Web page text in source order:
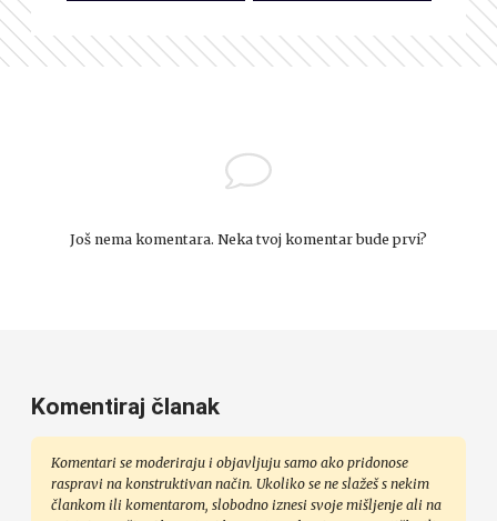
Još nema komentara. Neka tvoj komentar bude prvi?
Komentiraj članak
Komentari se moderiraju i objavljuju samo ako pridonose
raspravi na konstruktivan način. Ukoliko se ne slažeš s nekim
člankom ili komentarom, slobodno iznesi svoje mišljenje ali na